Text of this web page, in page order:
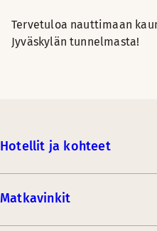
Tervetuloa nauttimaan
Jyväskylän tunnelmasta!
Hotellit ja kohteet
Matkavinkit